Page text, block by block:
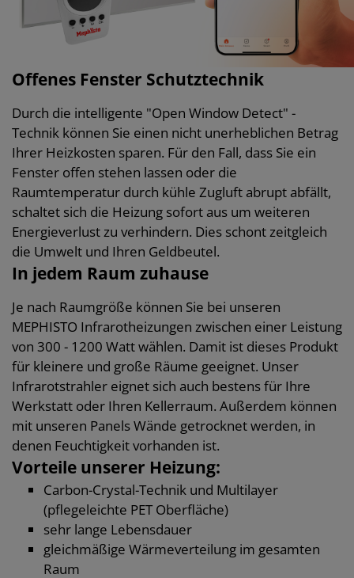
Offenes Fenster Schutztechnik
Durch die intelligente "Open Window Detect" -
Technik können Sie einen nicht unerheblichen Betrag
Ihrer Heizkosten sparen. Für den Fall, dass Sie ein
Fenster offen stehen lassen oder die
Raumtemperatur durch kühle Zugluft abrupt abfällt,
schaltet sich die Heizung sofort aus um weiteren
Energieverlust zu verhindern. Dies schont zeitgleich
die Umwelt und Ihren Geldbeutel.
In jedem Raum zuhause
Je nach Raumgröße können Sie bei unseren
MEPHISTO Infrarotheizungen zwischen einer Leistung
von 300 - 1200 Watt wählen. Damit ist dieses Produkt
für kleinere und große Räume geeignet. Unser
Infrarotstrahler eignet sich auch bestens für Ihre
Werkstatt oder Ihren Kellerraum. Außerdem können
mit unseren Panels Wände getrocknet werden, in
denen Feuchtigkeit vorhanden ist.
Vorteile unserer Heizung:
Carbon-Crystal-Technik und Multilayer
(pflegeleichte PET Oberfläche)
sehr lange Lebensdauer
gleichmäßige Wärmeverteilung im gesamten
Raum